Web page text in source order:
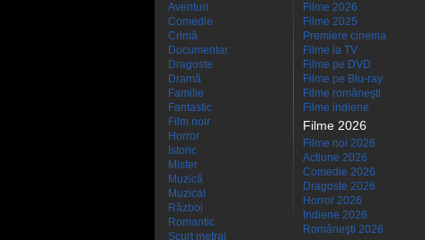
Aventuri
Comedie
Crimă
Documentar
Dragoste
Dramă
Familie
Fantastic
Film noir
Horror
Istoric
Mister
Muzică
Muzical
Război
Romantic
Scurt metraj
Filme 2026
Filme 2025
Premiere cinema
Filme la TV
Filme pe DVD
Filme pe Blu-ray
Filme româneşti
Filme indiene
Filme 2026
Filme noi 2026
Actiune 2026
Comedie 2026
Dragoste 2026
Horror 2026
Indiene 2026
Româneşti 2026